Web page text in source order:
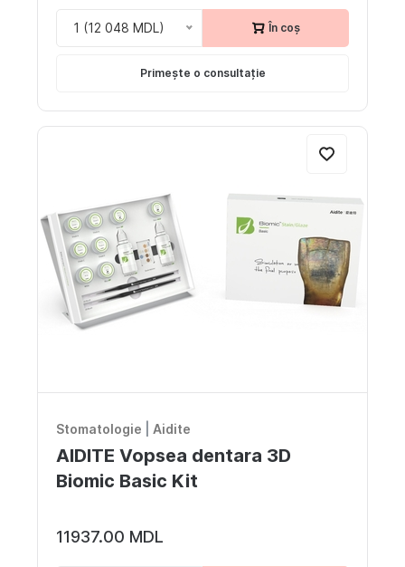
1 (12 048 MDL) În coș
Primește o consultație
Stomatologie Aidite
AIDITE Vopsea dentara 3D
Biomic Basic Kit
11937.00 MDL